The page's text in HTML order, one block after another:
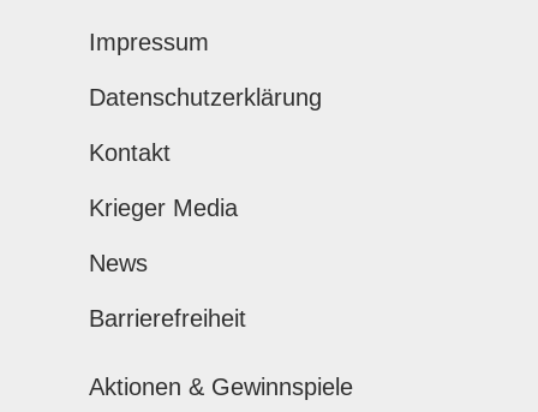
Impressum
Datenschutzerklärung
Kontakt
Krieger Media
News
Barrierefreiheit
Aktionen & Gewinnspiele